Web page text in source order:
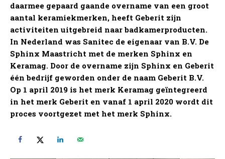
daarmee gepaard gaande overname van een groot
aantal keramiekmerken, heeft Geberit zijn
activiteiten uitgebreid naar badkamerproducten.
In Nederland was Sanitec de eigenaar van B.V. De
Sphinx Maastricht met de merken Sphinx en
Keramag. Door de overname zijn Sphinx en Geberit
één bedrijf geworden onder de naam Geberit B.V.
Op 1 april 2019 is het merk Keramag geïntegreerd
in het merk Geberit en vanaf 1 april 2020 wordt dit
proces voortgezet met het merk Sphinx.